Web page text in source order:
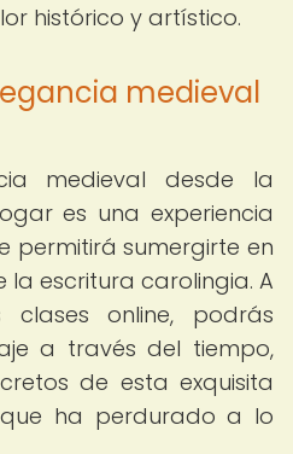
histórico y artístico.
medieval
medieval desde la
es una experiencia
permitirá sumergirte en
escritura carolingia. A
online, podrás
a través del tiempo,
de esta exquisita
ha perdurado a lo